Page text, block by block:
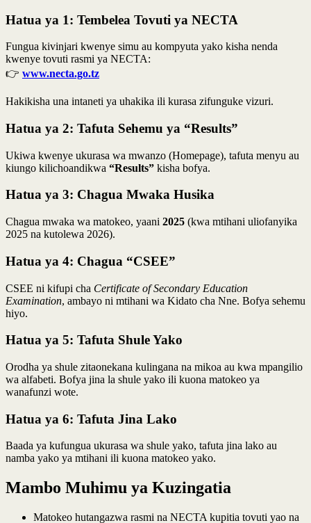
Hatua ya 1: Tembelea Tovuti ya NECTA
Fungua kivinjari kwenye simu au kompyuta yako kisha nenda
kwenye tovuti rasmi ya NECTA:
👉 www.necta.go.tz
Hakikisha una intaneti ya uhakika ili kurasa zifunguke vizuri.
Hatua ya 2: Tafuta Sehemu ya “Results”
Ukiwa kwenye ukurasa wa mwanzo (Homepage), tafuta menyu au
kiungo kilichoandikwa “Results” kisha bofya.
Hatua ya 3: Chagua Mwaka Husika
Chagua mwaka wa matokeo, yaani 2025 (kwa mtihani uliofanyika
2025 na kutolewa 2026).
Hatua ya 4: Chagua “CSEE”
CSEE ni kifupi cha Certificate of Secondary Education
Examination, ambayo ni mtihani wa Kidato cha Nne. Bofya sehemu
hiyo.
Hatua ya 5: Tafuta Shule Yako
Orodha ya shule zitaonekana kulingana na mikoa au kwa mpangilio
wa alfabeti. Bofya jina la shule yako ili kuona matokeo ya
wanafunzi wote.
Hatua ya 6: Tafuta Jina Lako
Baada ya kufungua ukurasa wa shule yako, tafuta jina lako au
namba yako ya mtihani ili kuona matokeo yako.
Mambo Muhimu ya Kuzingatia
Matokeo hutangazwa rasmi na NECTA kupitia tovuti yao na